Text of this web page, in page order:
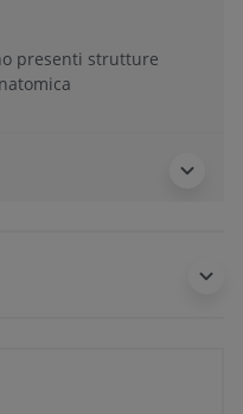
presenti strutture